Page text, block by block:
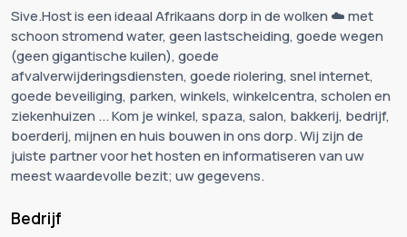
Sive.Host is een ideaal Afrikaans dorp in de wolken ☁️ met
schoon stromend water, geen lastscheiding, goede wegen
(geen gigantische kuilen), goede
afvalverwijderingsdiensten, goede riolering, snel internet,
goede beveiliging, parken, winkels, winkelcentra, scholen en
ziekenhuizen ... Kom je winkel, spaza, salon, bakkerij, bedrijf,
boerderij, mijnen en huis bouwen in ons dorp. Wij zijn de
juiste partner voor het hosten en informatiseren van uw
meest waardevolle bezit; uw gegevens.
Bedrijf